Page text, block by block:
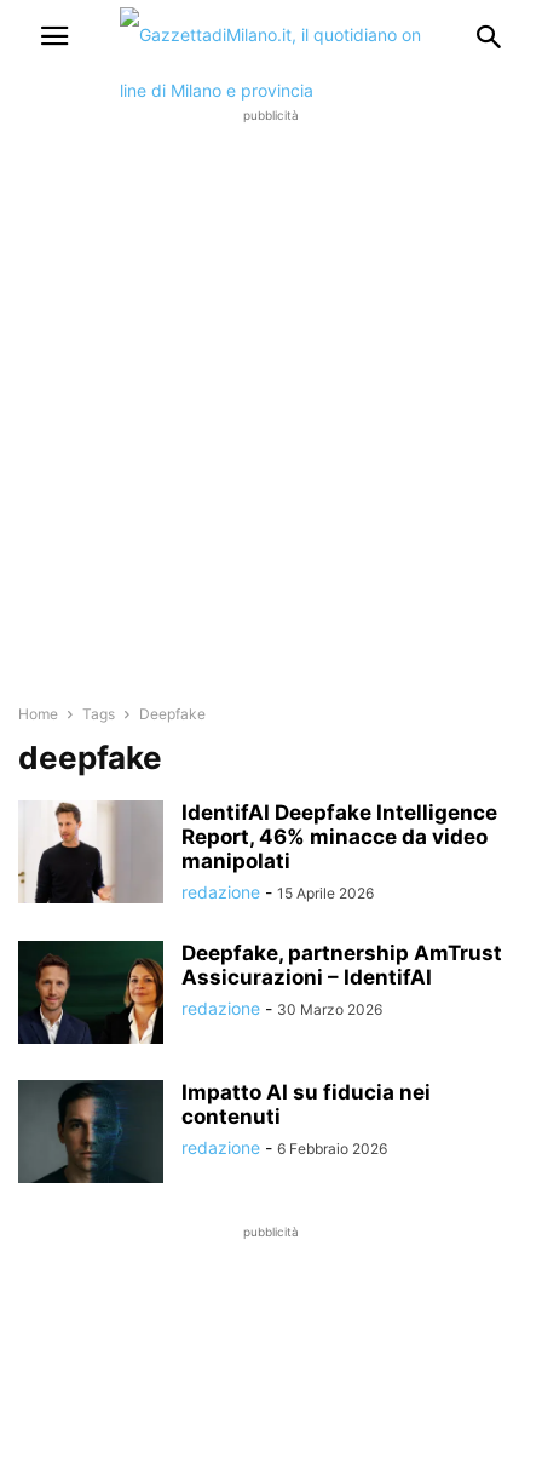
pubblicità
Home Tags Deepfake
deepfake
IdentifAI Deepfake Intelligence
Report, 46% minacce da video
manipolati
redazione - 15 Aprile 2026
Deepfake, partnership AmTrust
Assicurazioni – IdentifAI
redazione - 30 Marzo 2026
Impatto AI su fiducia nei
contenuti
redazione - 6 Febbraio 2026
pubblicità